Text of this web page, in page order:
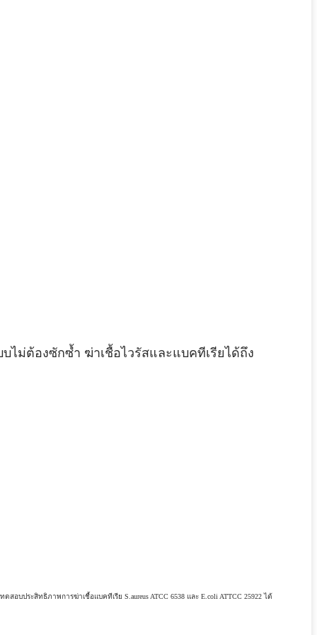
ม่ต้องซักซ้ำ ฆ่าเชื้อไวรัสและแบคทีเรียได้ถึง
ประสิทธิภาพการฆ่าเชื้อแบคทีเรีย S.aureus ATCC 6538 และ E.coli ATTCC 25922 ได้